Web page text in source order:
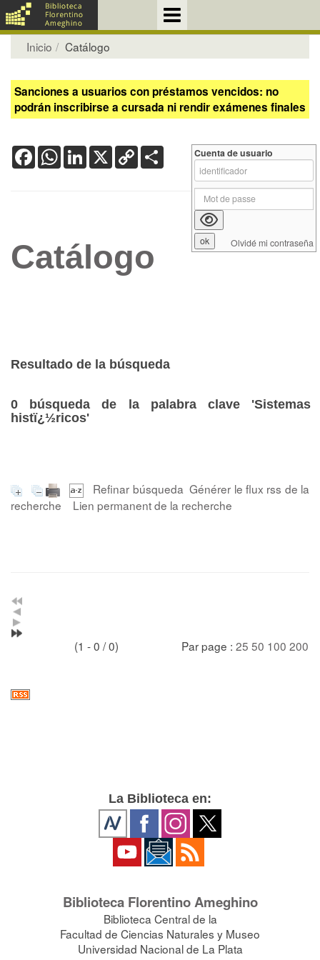
Inicio Catálogo
Sanciones a usuarios con préstamos vencidos: no
podrán inscribirse a cursada ni rendir exámenes finales
FacebookWhatsApp
LinkedIn
X Copy
Link
Catálogo
Resultado de la búsqueda
0 búsqueda de la palabra clave 'Sistemas
histï¿½ricos'
Refinar búsqueda Générer le flux rss de la
recherche
Lien permanent de la recherche
(1 - 0 / 0) Par page : 25 50 100 200
Cuenta de usuario
Olvidé mi contraseña
La Biblioteca en:
Biblioteca Florentino Ameghino
Biblioteca Central de la
Facultad de Ciencias Naturales y Museo
Universidad Nacional de La Plata